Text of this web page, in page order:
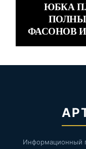
ЮБКА
ФАСОНОВ
Информационный